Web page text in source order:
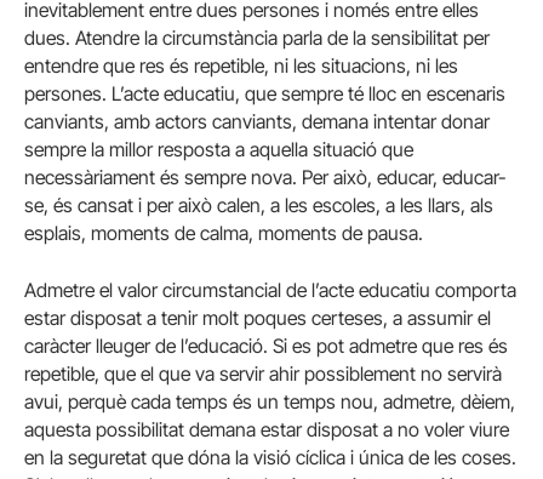
inevitablement entre dues persones i només entre elles
dues. Atendre la circumstància parla de la sensibilitat per
entendre que res és repetible, ni les situacions, ni les
persones. L’acte educatiu, que sempre té lloc en escenaris
canviants, amb actors canviants, demana intentar donar
sempre la millor resposta a aquella situació que
necessàriament és sempre nova. Per això, educar, educar-
se, és cansat i per això calen, a les escoles, a les llars, als
esplais, moments de calma, moments de pausa.
Admetre el valor circumstancial de l’acte educatiu comporta
estar disposat a tenir molt poques certeses, a assumir el
caràcter lleuger de l’educació. Si es pot admetre que res és
repetible, que el que va servir ahir possiblement no servirà
avui, perquè cada temps és un temps nou, admetre, dèiem,
aquesta possibilitat demana estar disposat a no voler viure
en la seguretat que dóna la visió cíclica i única de les coses.